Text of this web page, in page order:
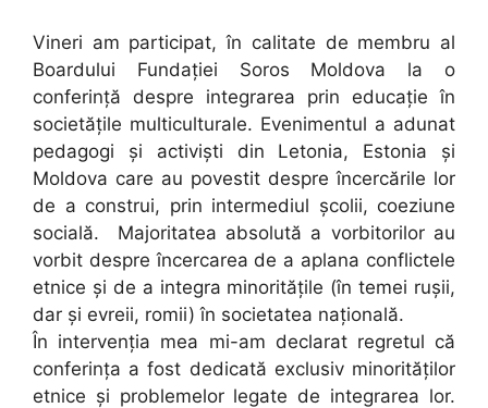
Vineri am participat, în calitate de membru al
Boardului Fundației Soros Moldova la o
conferință despre integrarea prin educație în
societățile multiculturale. Evenimentul a adunat
pedagogi și activiști din Letonia, Estonia și
Moldova care au povestit despre încercările lor
de a construi, prin intermediul școlii, coeziune
socială. Majoritatea absolută a vorbitorilor au
vorbit despre încercarea de a aplana conflictele
etnice și de a integra minoritățile (în temei rușii,
dar și evreii, romii) în societatea națională.
În intervenția mea mi-am declarat regretul că
conferința a fost dedicată exclusiv minorităților
etnice și problemelor legate de integrarea lor.